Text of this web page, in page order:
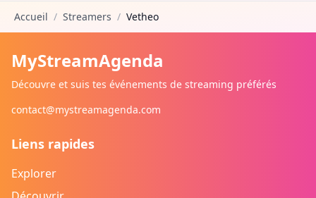
Accueil / Streamers / Vetheo
MyStreamAgenda
Découvre et suis tes événements de streaming préférés
contact@mystreamagenda.com
Liens rapides
Explorer